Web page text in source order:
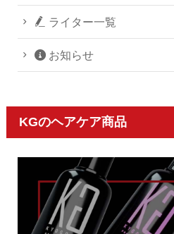
ライター一覧
お知らせ
KGのヘアケア商品